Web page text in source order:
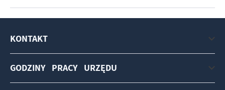
KONTAKT
GODZINY PRACY URZĘDU